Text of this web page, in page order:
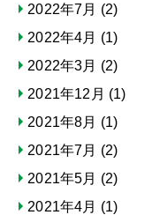
2022年7月 (2)
2022年4月 (1)
2022年3月 (2)
2021年12月 (1)
2021年8月 (1)
2021年7月 (2)
2021年5月 (2)
2021年4月 (1)